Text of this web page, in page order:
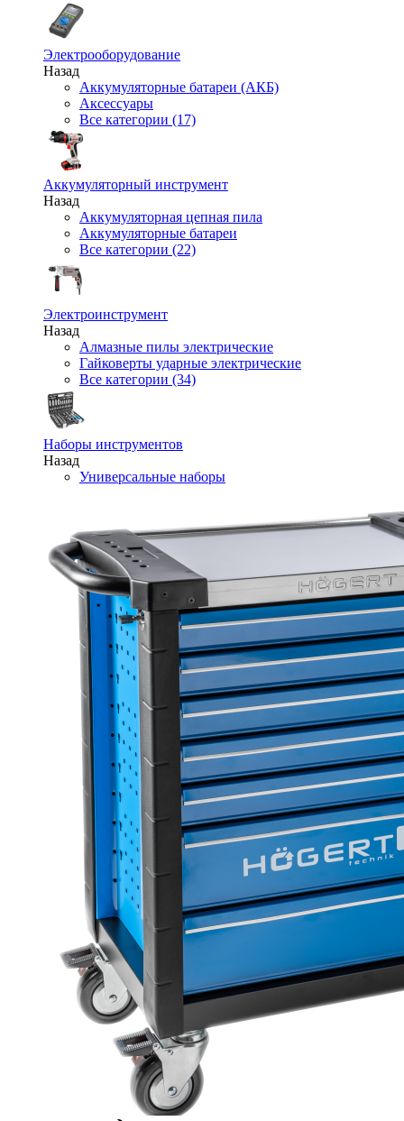
Электрооборудование
Назад
Аккумуляторные батареи (АКБ)
Аксессуары
Все категории (17)
Аккумуляторный инструмент
Назад
Аккумуляторная цепная пила
Аккумуляторные батареи
Все категории (22)
Электроинструмент
Назад
Алмазные пилы электрические
Гайковерты ударные электрические
Все категории (34)
Наборы инструментов
Назад
Универсальные наборы